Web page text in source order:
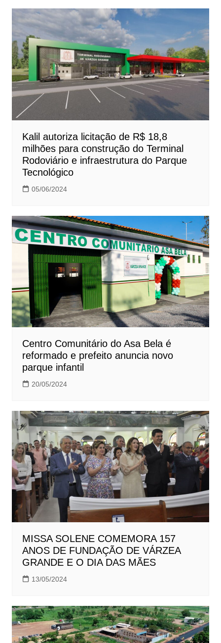
Kalil autoriza licitação de R$ 18,8
milhões para construção do Terminal
Rodoviário e infraestrutura do Parque
Tecnológico
05/06/2024
Centro Comunitário do Asa Bela é
reformado e prefeito anuncia novo
parque infantil
20/05/2024
MISSA SOLENE COMEMORA 157
ANOS DE FUNDAÇÃO DE VÁRZEA
GRANDE E O DIA DAS MÃES
13/05/2024